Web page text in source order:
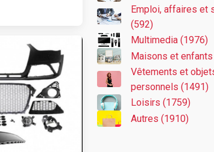
Emploi, affaires et
(592)
Multimedia (1976)
Maisons et
Vêtements et
personnels (1491)
Loisirs (1759)
Autres (1910)